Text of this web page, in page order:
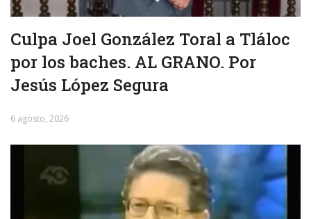
Culpa Joel González Toral a Tláloc
por los baches. AL GRANO. Por
Jesús López Segura
6 agosto, 2026